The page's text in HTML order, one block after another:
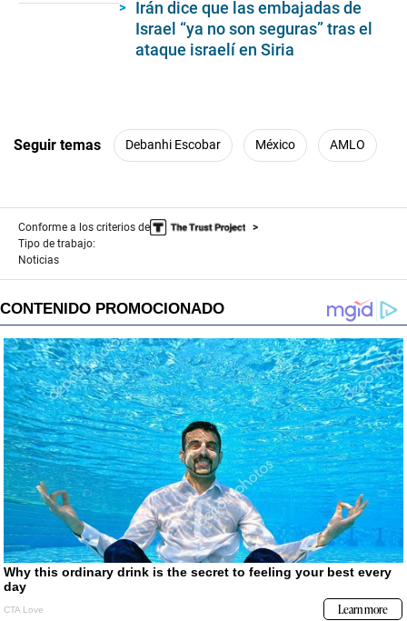
Irán dice que las embajadas de
Israel “ya no son seguras” tras el
ataque israelí en Siria
Seguir temas Debanhi Escobar México AMLO
Conforme a los criterios de
Tipo de trabajo:
Noticias